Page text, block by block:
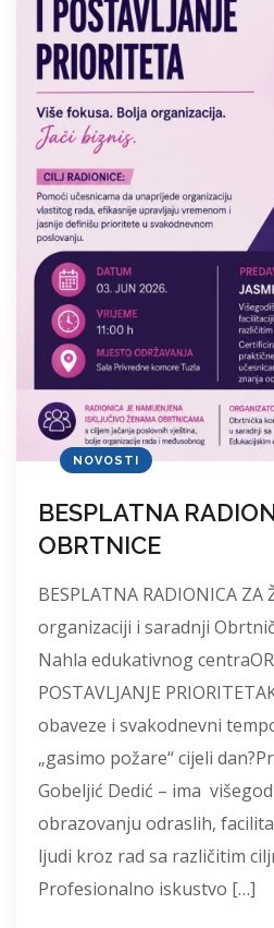
NOVOSTI
BESPLATNA
OBRTNICE
BESPLATNA RADIONICA ZA
organizaciji i saradnji
Nahla edukativnog
POSTAVLJANJE
obaveze i svakodnevni
„gasimo požare“ cijeli
Gobeljić Dedić – ima
obrazovanju odraslih,
ljudi kroz rad sa različitim
Profesionalno iskustvo […]